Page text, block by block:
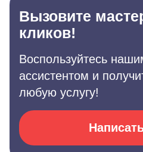
Вызовите
кликов!
Воспользуйтесь
ассистентом и
любую услугу!